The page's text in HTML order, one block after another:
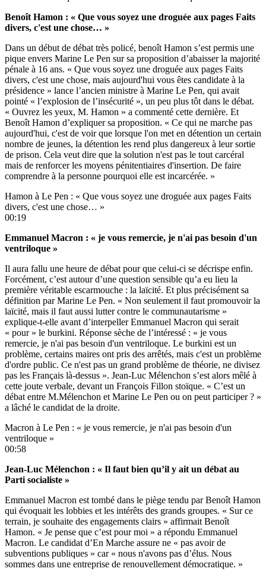
Benoît Hamon : « Que vous soyez une droguée aux pages Faits
divers, c'est une chose… »
Dans un début de débat très policé, benoît Hamon s’est permis une
pique envers Marine Le Pen sur sa proposition d’abaisser la majorité
pénale à 16 ans. « Que vous soyez une droguée aux pages Faits
divers, c'est une chose, mais aujourd'hui vous êtes candidate à la
présidence » lance l’ancien ministre à Marine Le Pen, qui avait
pointé « l’explosion de l’insécurité », un peu plus tôt dans le débat.
« Ouvrez les yeux, M. Hamon » a commenté cette dernière. Et
Benoît Hamon d’expliquer sa proposition. « Ce qui ne marche pas
aujourd'hui, c'est de voir que lorsque l'on met en détention un certain
nombre de jeunes, la détention les rend plus dangereux à leur sortie
de prison. Cela veut dire que la solution n'est pas le tout carcéral
mais de renforcer les moyens pénitentiaires d'insertion. De faire
comprendre à la personne pourquoi elle est incarcérée. »
Hamon à Le Pen : « Que vous soyez une droguée aux pages Faits
divers, c'est une chose… »
00:19
Emmanuel Macron : « je vous remercie, je n'ai pas besoin d'un
ventriloque »
Il aura fallu une heure de débat pour que celui-ci se décrispe enfin.
Forcément, c’est autour d’une question sensible qu’a eu lieu la
première véritable escarmouche : la laïcité. Et plus précisément sa
définition par Marine Le Pen. « Non seulement il faut promouvoir la
laïcité, mais il faut aussi lutter contre le communautarisme »
explique-t-elle avant d’interpeller Emmanuel Macron qui serait
« pour » le burkini. Réponse sèche de l’intéressé : « je vous
remercie, je n'ai pas besoin d'un ventriloque. Le burkini est un
problème, certains maires ont pris des arrêtés, mais c'est un problème
d'ordre public. Ce n'est pas un grand problème de théorie, ne divisez
pas les Français là-dessus ». Jean-Luc Mélenchon s’est alors mêlé à
cette joute verbale, devant un François Fillon stoïque. « C’est un
débat entre M.Mélenchon et Marine Le Pen ou on peut participer ? »
a lâché le candidat de la droite.
Macron à Le Pen : « je vous remercie, je n'ai pas besoin d'un
ventriloque »
00:58
Jean-Luc Mélenchon : « Il faut bien qu’il y ait un débat au
Parti socialiste »
Emmanuel Macron est tombé dans le piège tendu par Benoît Hamon
qui évoquait les lobbies et les intérêts des grands groupes. « Sur ce
terrain, je souhaite des engagements clairs » affirmait Benoît
Hamon. « Je pense que c’est pour moi » a répondu Emmanuel
Macron. Le candidat d’En Marche assure ne « pas avoir de
subventions publiques » car « nous n'avons pas d’élus. Nous
sommes dans une entreprise de renouvellement démocratique. »